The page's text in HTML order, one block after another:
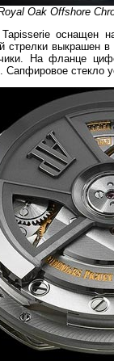
Oak Offshore
оснащен
выкрашен
На фланце
стекло